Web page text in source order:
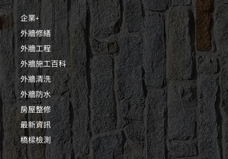
企業+
外牆修繕
外牆工程
外牆施工百科
外牆清洗
外牆防水
房屋整修
最新資訊
橋樑檢測